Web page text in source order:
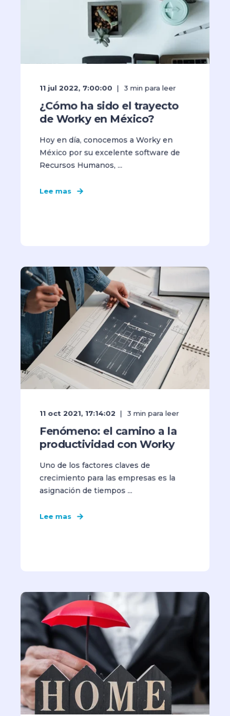
11 jul 2022, 7:00:00 3 min para leer
¿Cómo ha sido el trayecto
de Worky en México?
Hoy en día, conocemos a Worky en
México por su excelente software de
Recursos Humanos, ...
Lee mas
11 oct 2021, 17:14:02 3 min para leer
Fenómeno: el camino a la
productividad con Worky
Uno de los factores claves de
crecimiento para las empresas es la
asignación de tiempos ...
Lee mas